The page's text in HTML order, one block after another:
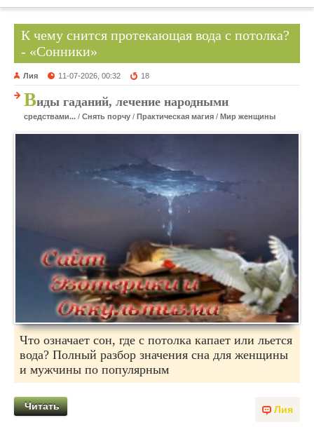
К чему снится протекающая вода с потолка?
- «Сонники»
Лия 11-07-2026, 00:32 18
Виды гаданий, лечение народными
средствами... / Снять порчу / Практическая магия / Мир женщины
Что означает сон, где с потолка капает или льется
вода? Полный разбор значения сна для женщины
и мужчины по популярным
Лия
Читать